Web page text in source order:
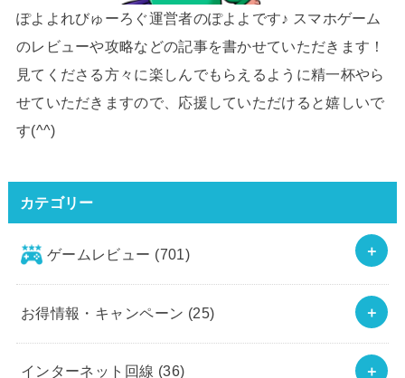
ぽよよれびゅーろぐ運営者のぽよよです♪ スマホゲーム
のレビューや攻略などの記事を書かせていただきます！
見てくださる方々に楽しんでもらえるように精一杯やら
せていただきますので、応援していただけると嬉しいで
す(^^)
カテゴリー
ゲームレビュー (701)
お得情報・キャンペーン (25)
インターネット回線 (36)